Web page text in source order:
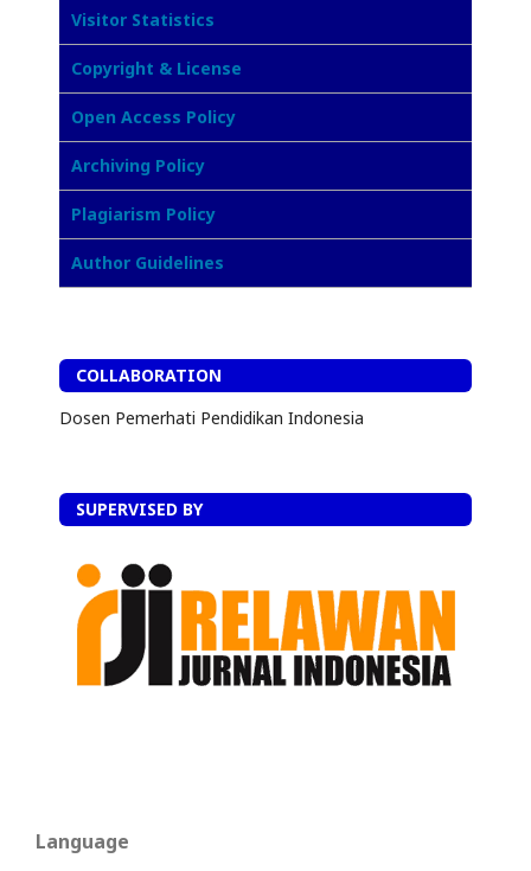
Visitor Statistics
Copyright & License
Open Access Policy
Archiving Policy
Plagiarism Policy
Author Guidelines
COLLABORATION
Dosen Pemerhati Pendidikan Indonesia
SUPERVISED BY
Language